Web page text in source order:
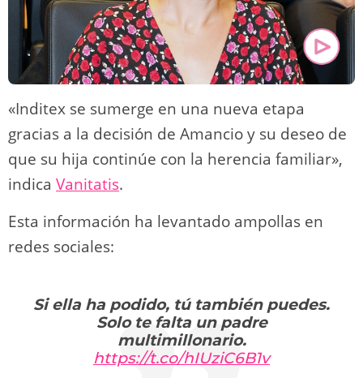
«Inditex se sumerge en una nueva etapa
gracias a la decisión de Amancio y su deseo de
que su hija continúe con la herencia familiar»,
indica Vanitatis.
Esta información ha levantado ampollas en
redes sociales:
Si ella ha podido, tú también puedes.
Solo te falta un padre
multimillonario.
https://t.co/hIUziC6B1v